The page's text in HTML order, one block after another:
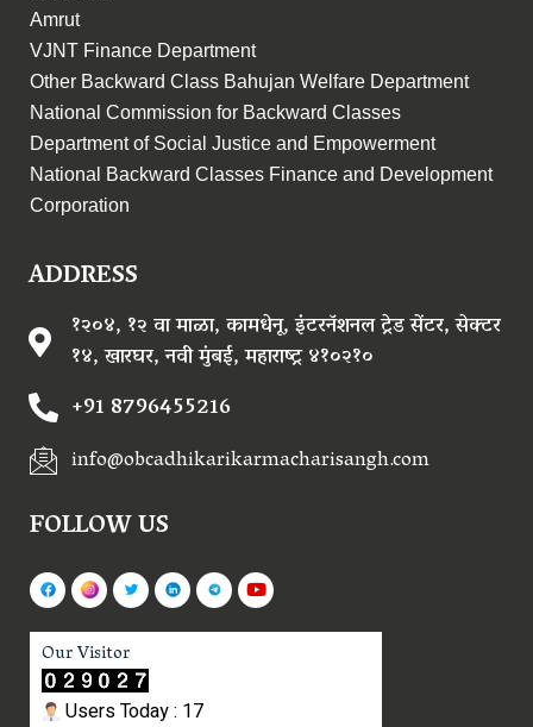
Amrut
VJNT Finance Department
Other Backward Class Bahujan Welfare Department
National Commission for Backward Classes
Department of Social Justice and Empowerment
National Backward Classes Finance and Development
Corporation
ADDRESS
१२०४, १२ वा माळा, कामधेनू, इंटरनॅशनल ट्रेड सेंटर, सेक्टर
१४, खारघर, नवी मुंबई, महाराष्ट्र ४१०२१०
+91 8796455216
info@obcadhikarikarmacharisangh.com
FOLLOW US
Our Visitor
Users Today : 17